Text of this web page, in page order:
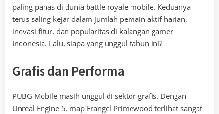
paling panas di dunia battle royale mobile. Keduanya
terus saling kejar dalam jumlah pemain aktif harian,
inovasi fitur, dan popularitas di kalangan gamer
Indonesia. Lalu, siapa yang unggul tahun ini?
Grafis dan Performa
PUBG Mobile masih unggul di sektor grafis. Dengan
Unreal Engine 5, map Erangel Primewood terlihat sangat